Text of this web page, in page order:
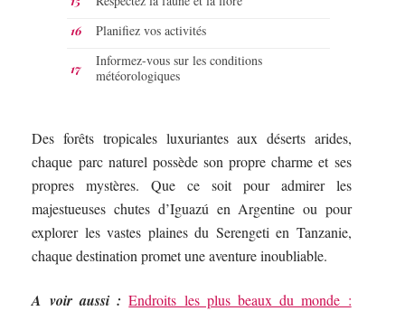
Planifiez vos activités
Informez-vous sur les conditions
météorologiques
Des forêts tropicales luxuriantes aux déserts arides,
chaque parc naturel possède son propre charme et ses
propres mystères. Que ce soit pour admirer les
majestueuses chutes d’Iguazú en Argentine ou pour
explorer les vastes plaines du Serengeti en Tanzanie,
chaque destination promet une aventure inoubliable.
A voir aussi : Endroits les plus beaux du monde :